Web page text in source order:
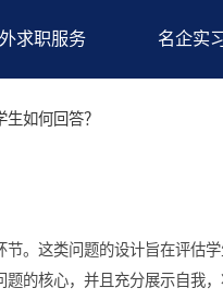
海外求职服务
题留学生如何回答？
重要环节。这类问题的设